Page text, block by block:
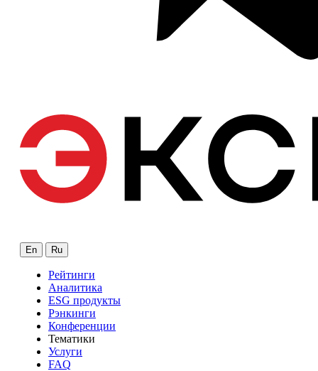
En Ru
Рейтинги
Аналитика
ESG продукты
Рэнкинги
Конференции
Тематики
Услуги
FAQ